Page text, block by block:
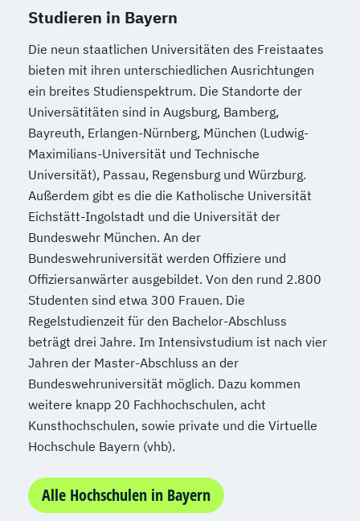
Wirtschafts­ingenieur­wesen
Verfahrenstechnik
Zukunftsmanagement
Studieren in Bayern
Die neun staatlichen Universitäten des Freistaates
bieten mit ihren unterschiedlichen Ausrichtungen
ein breites Studienspektrum. Die Standorte der
Universätitäten sind in Augsburg, Bamberg,
Bayreuth, Erlangen-Nürnberg, München (Ludwig-
Maximilians-Universität und Technische
Universität), Passau, Regensburg und Würzburg.
Außerdem gibt es die die Katholische Universität
Eichstätt-Ingolstadt und die Universität der
Bundeswehr München. An der
Bundeswehruniversität werden Offiziere und
Offiziersanwärter ausgebildet. Von den rund 2.800
Studenten sind etwa 300 Frauen. Die
Regelstudienzeit für den Bachelor-Abschluss
beträgt drei Jahre. Im Intensivstudium ist nach vier
Jahren der Master-Abschluss an der
Bundeswehruniversität möglich. Dazu kommen
weitere knapp 20 Fachhochschulen, acht
Kunsthochschulen, sowie private und die Virtuelle
Hochschule Bayern (vhb).
Alle Hochschulen in Bayern